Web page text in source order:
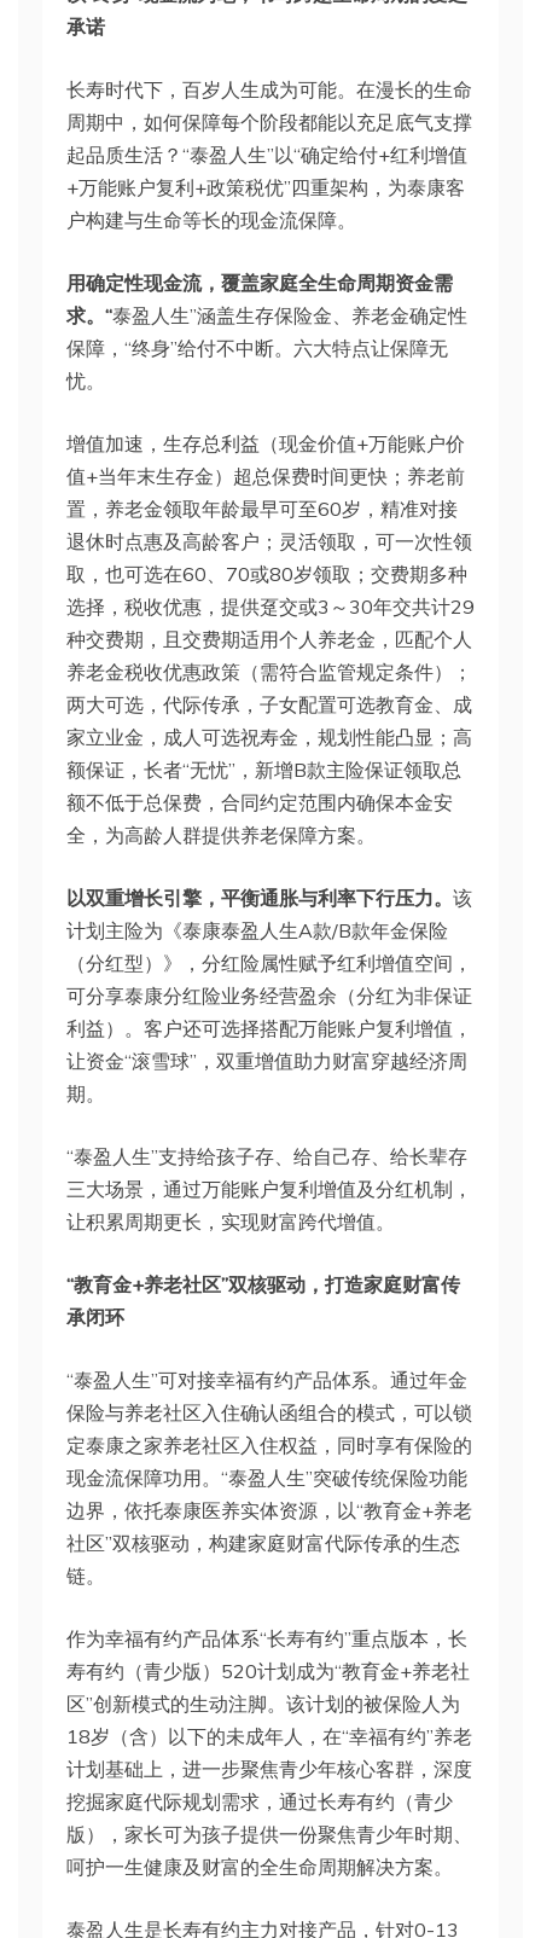
承诺
长寿时代下，百岁人生成为可能。在漫长的生命
周期中，如何保障每个阶段都能以充足底气支撑
起品质生活？“泰盈人生”以“确定给付+红利增值
+万能账户复利+政策税优”四重架构，为泰康客
户构建与生命等长的现金流保障。
用确定性现金流，覆盖家庭全生命周期资金需
求。 “泰盈人生”涵盖生存保险金、养老金确定性
保障，“终身”给付不中断。六大特点让保障无
忧。
增值加速，生存总利益（现金价值+万能账户价
值+当年末生存金）超总保费时间更快；养老前
置，养老金领取年龄最早可至60岁，精准对接
退休时点惠及高龄客户；灵活领取，可一次性领
取，也可选在60、70或80岁领取；交费期多种
选择，税收优惠，提供趸交或3～30年交共计29
种交费期，且交费期适用个人养老金，匹配个人
养老金税收优惠政策（需符合监管规定条件）；
两大可选，代际传承，子女配置可选教育金、成
家立业金，成人可选祝寿金，规划性能凸显；高
额保证，长者“无忧”，新增B款主险保证领取总
额不低于总保费，合同约定范围内确保本金安
全，为高龄人群提供养老保障方案。
以双重增长引擎，平衡通胀与利率下行压力。 该
计划主险为《泰康泰盈人生A款/B款年金保险
（分红型）》，分红险属性赋予红利增值空间，
可分享泰康分红险业务经营盈余（分红为非保证
利益）。客户还可选择搭配万能账户复利增值，
让资金“滚雪球”，双重增值助力财富穿越经济周
期。
“泰盈人生”支持给孩子存、给自己存、给长辈存
三大场景，通过万能账户复利增值及分红机制，
让积累周期更长，实现财富跨代增值。
“教育金+养老社区”双核驱动，打造家庭财富传
承闭环
“泰盈人生”可对接幸福有约产品体系。通过年金
保险与养老社区入住确认函组合的模式，可以锁
定泰康之家养老社区入住权益，同时享有保险的
现金流保障功用。“泰盈人生”突破传统保险功能
边界，依托泰康医养实体资源，以“教育金+养老
社区”双核驱动，构建家庭财富代际传承的生态
链。
作为幸福有约产品体系“长寿有约”重点版本，长
寿有约（青少版）520计划成为“教育金+养老社
区”创新模式的生动注脚。该计划的被保险人为
18岁（含）以下的未成年人，在“幸福有约”养老
计划基础上，进一步聚焦青少年核心客群，深度
挖掘家庭代际规划需求，通过长寿有约（青少
版），家长可为孩子提供一份聚焦青少年时期、
呵护一生健康及财富的全生命周期解决方案。
泰盈人生是长寿有约主力对接产品，针对0-13